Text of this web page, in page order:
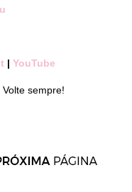
| YouTube
sempre!